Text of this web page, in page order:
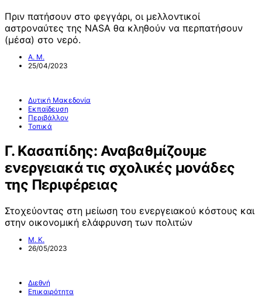
Πριν πατήσουν στο φεγγάρι, οι μελλοντικοί
αστροναύτες της NASA θα κληθούν να περπατήσουν
(μέσα) στο νερό.
Α. Μ.
25/04/2023
Δυτική Μακεδονία
Εκπαίδευση
Περιβάλλον
Τοπικά
Γ. Κασαπίδης: Αναβαθμίζουμε
ενεργειακά τις σχολικές μονάδες
της Περιφέρειας
Στοχεύοντας στη μείωση του ενεργειακού κόστους και
στην οικονομική ελάφρυνση των πολιτών
Μ. Κ.
26/05/2023
Διεθνή
Επικαιρότητα